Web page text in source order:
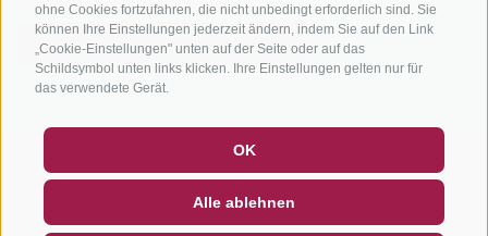
ohne Cookies fortzufahren, die nicht unbedingt erforderlich sind. Sie
können Ihre Einstellungen jederzeit ändern, indem Sie auf den Link
„Cookie-Einstellungen" unten auf der Seite oder auf das
Schildsymbol unten links klicken. Ihre Einstellungen gelten nur für
das verwendete Gerät.
OK
Alle ablehnen
NEWSLETTER
SOCIAL WALL WETTER
JETZT ANMELDEN
IMPRESSUM